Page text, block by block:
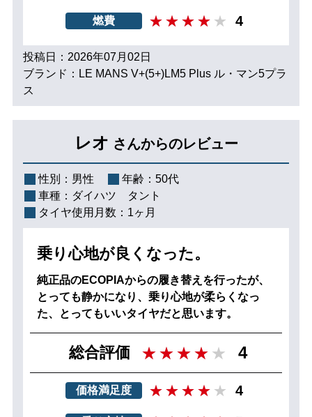
燃費 4
投稿日：2026年07月02日
ブランド：LE MANS V+(5+)LM5 Plus ル・マン5プラ
ス
レオ さんからのレビュー
性別： 男性 年齢： 50代
車種： ダイハツ タント
タイヤ使用月数： 1ヶ月
乗り心地が良くなった。
純正品のECOPIAからの履き替えを行ったが、
とっても静かになり、乗り心地が柔らくなっ
た、とってもいいタイヤだと思います。
総合評価 4
価格満足度 4